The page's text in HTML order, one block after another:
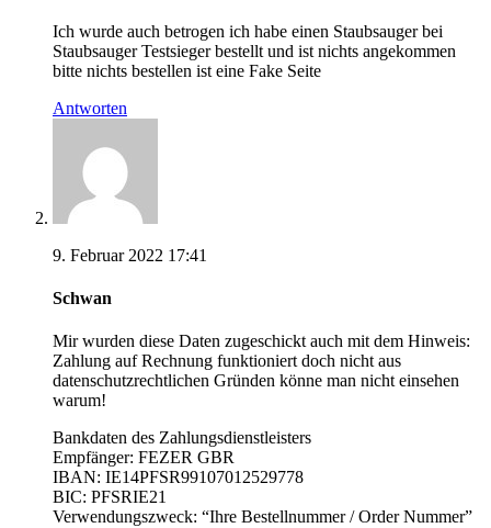
Ich wurde auch betrogen ich habe einen Staubsauger bei
Staubsauger Testsieger bestellt und ist nichts angekommen
bitte nichts bestellen ist eine Fake Seite
Antworten
9. Februar 2022 17:41
Schwan
Mir wurden diese Daten zugeschickt auch mit dem Hinweis:
Zahlung auf Rechnung funktioniert doch nicht aus
datenschutzrechtlichen Gründen könne man nicht einsehen
warum!
Bankdaten des Zahlungsdienstleisters
Empfänger: FEZER GBR
IBAN: IE14PFSR99107012529778
BIC: PFSRIE21
Verwendungszweck: “Ihre Bestellnummer / Order Nummer”